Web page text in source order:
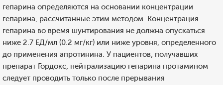
гепарина определяются на основании концентрации
гепарина, рассчитанные этим методом. Концентрация
гепарина во время шунтирования не должна опускаться
ниже 2.7 ЕД/мл (0.2 мг/кг) или ниже уровня, определенного
до применения апротинина. У пациентов, получавших
препарат Гордокс, нейтрализацию гепарина протамином
следует проводить только после прерывания